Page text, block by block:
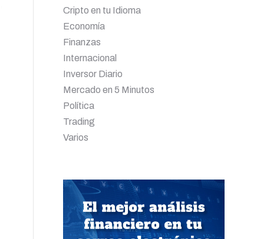
Cripto en tu Idioma
Economía
Finanzas
Internacional
Inversor Diario
Mercado en 5 Minutos
Política
Trading
Varios